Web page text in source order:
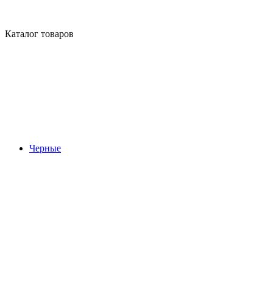
Каталог товаров
Черные